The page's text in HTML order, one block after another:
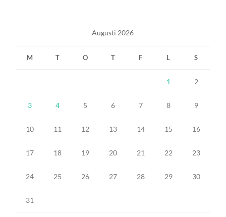
Augusti 2026
M T O T F L S
1 2
3 4 5 6 7 8 9
10 11 12 13 14 15 16
17 18 19 20 21 22 23
24 25 26 27 28 29 30
31